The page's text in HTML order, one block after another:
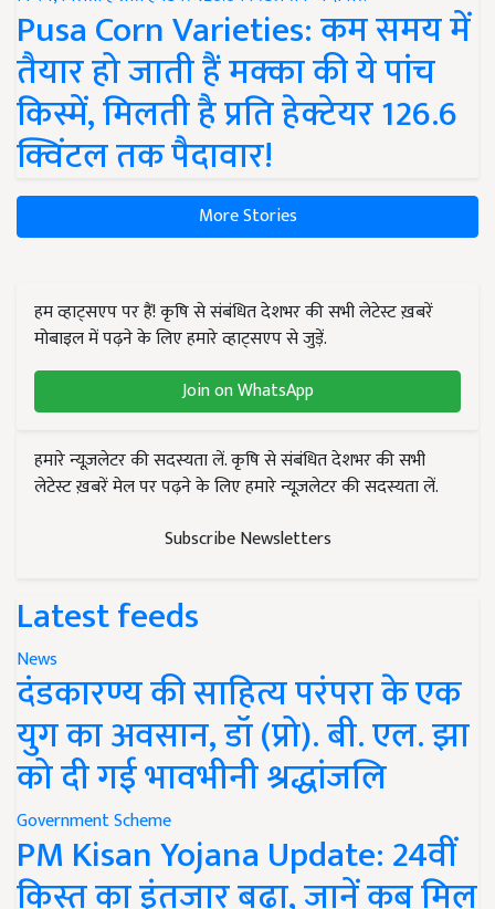
Pusa Corn Varieties: कम समय में
तैयार हो जाती हैं मक्का की ये पांच
किस्में, मिलती है प्रति हेक्टेयर 126.6
क्विंटल तक पैदावार!
More Stories
हम व्हाट्सएप पर हैं! कृषि से संबंधित देशभर की सभी लेटेस्ट ख़बरें
मोबाइल में पढ़ने के लिए हमारे व्हाट्सएप से जुड़ें.
Join on WhatsApp
हमारे न्यूज़लेटर की सदस्यता लें. कृषि से संबंधित देशभर की सभी
लेटेस्ट ख़बरें मेल पर पढ़ने के लिए हमारे न्यूज़लेटर की सदस्यता लें.
Subscribe Newsletters
Latest feeds
News
दंडकारण्य की साहित्य परंपरा के एक
युग का अवसान, डॉ (प्रो). बी. एल. झा
को दी गई भावभीनी श्रद्धांजलि
Government Scheme
PM Kisan Yojana Update: 24वीं